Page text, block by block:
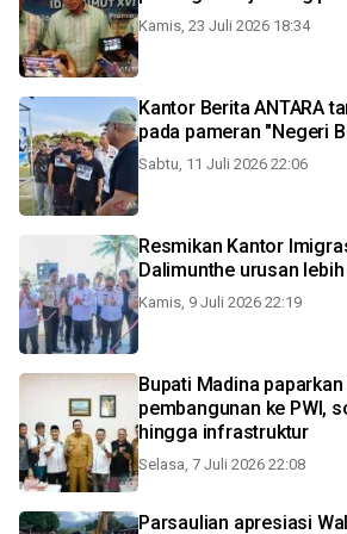
Kamis, 23 Juli 2026 18:34
Kantor Berita ANTARA
pada pameran "Negeri
Sabtu, 11 Juli 2026 22:06
Resmikan Kantor
Dalimunthe urusan
Kamis, 9 Juli 2026 22:19
Bupati Madina
pembangunan ke PWI,
hingga infrastruktur
Selasa, 7 Juli 2026 22:08
Parsaulian apresiasi